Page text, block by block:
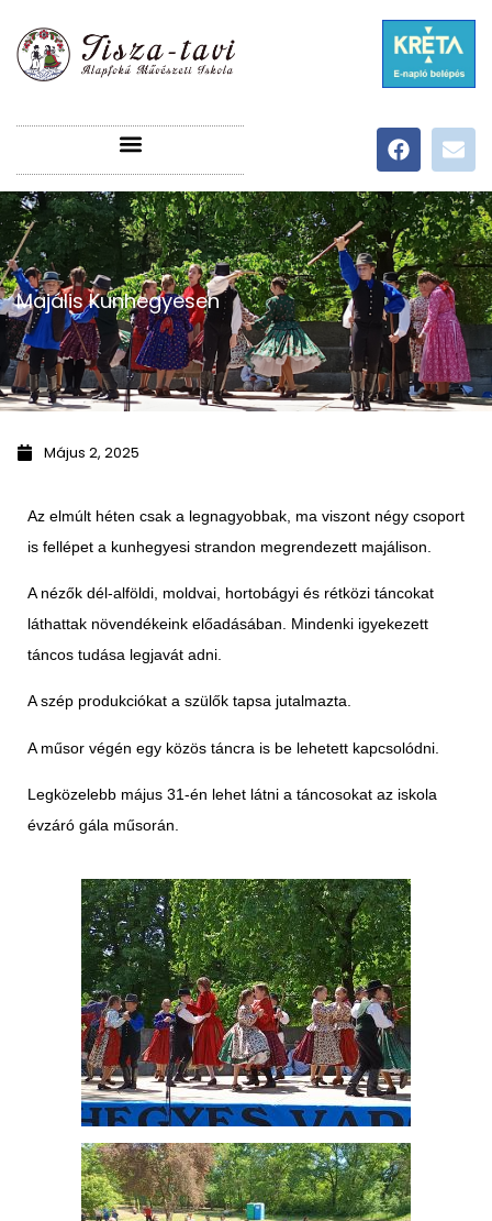
Majális Kunhegyesen
Május 2, 2025
Az elmúlt héten csak a legnagyobbak, ma viszont négy csoport
is fellépet a kunhegyesi strandon megrendezett majálison.
A nézők dél-alföldi, moldvai, hortobágyi és rétközi táncokat
láthattak növendékeink előadásában. Mindenki igyekezett
táncos tudása legjavát adni.
A szép produkciókat a szülők tapsa jutalmazta.
A műsor végén egy közös táncra is be lehetett kapcsolódni.
Legközelebb május 31-én lehet látni a táncosokat az iskola
évzáró gála műsorán.